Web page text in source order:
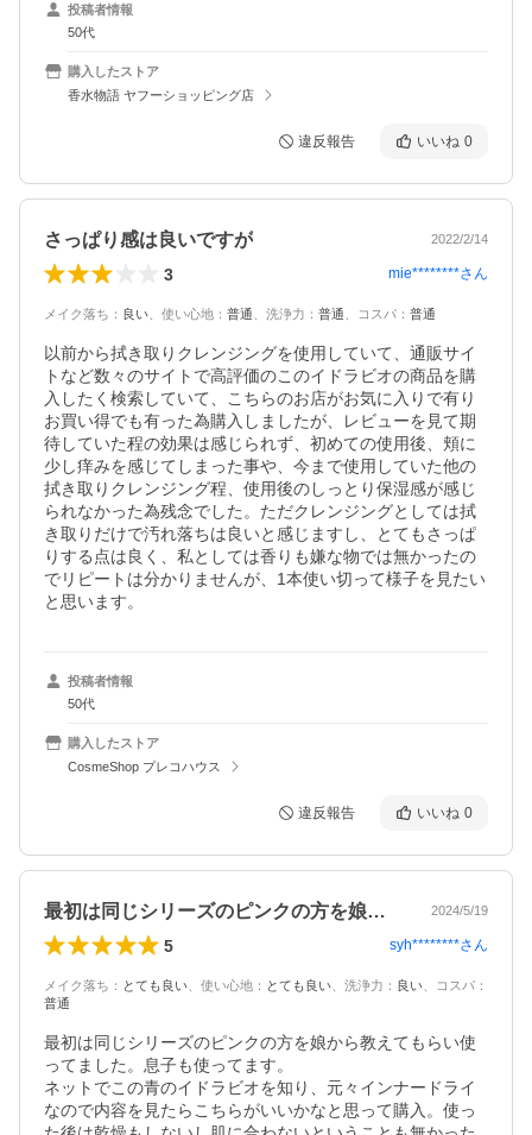
投稿者情報
50代
購入したストア
香水物語 ヤフーショッピング店
違反報告 いいね 0
さっぱり感は良いですが 2022/2/14
3 mie********さん
メイク落ち ： 良い 使い心地 ： 普通 洗浄力 ： 普通 コスパ ： 普通
以前から拭き取りクレンジングを使用していて、通販サイ
トなど数々のサイトで高評価のこのイドラビオの商品を購
入したく検索していて、こちらのお店がお気に入りで有り
お買い得でも有った為購入しましたが、レビューを見て期
待していた程の効果は感じられず、初めての使用後、頬に
少し痒みを感じてしまった事や、今まで使用していた他の
拭き取りクレンジング程、使用後のしっとり保湿感が感じ
られなかった為残念でした。ただクレンジングとしては拭
き取りだけで汚れ落ちは良いと感じますし、とてもさっぱ
りする点は良く、私としては香りも嫌な物では無かったの
でリピートは分かりませんが、1本使い切って様子を見たい
と思います。
投稿者情報
50代
購入したストア
CosmeShop プレコハウス
違反報告 いいね 0
最初は同じシリーズのピンクの方を娘から… 2024/5/19
5 syh********さん
メイク落ち ： とても良い 使い心地 ： とても良い 洗浄力 ： 良い コスパ ：
普通
最初は同じシリーズのピンクの方を娘から教えてもらい使
ってました。息子も使ってます。
ネットでこの青のイドラビオを知り、元々インナードライ
なので内容を見たらこちらがいいかなと思って購入。使っ